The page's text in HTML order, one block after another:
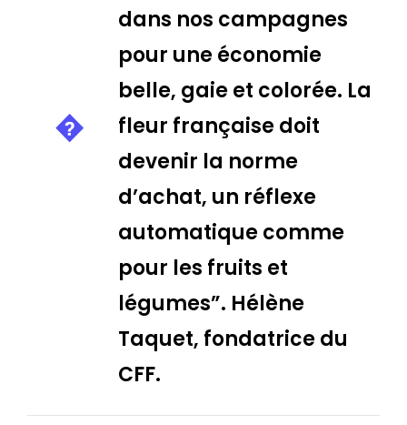
dans nos campagnes
pour une économie
belle, gaie et colorée. La
fleur française doit
devenir la norme
d’achat, un réflexe
automatique comme
pour les fruits et
légumes”. Hélène
Taquet, fondatrice du
CFF.